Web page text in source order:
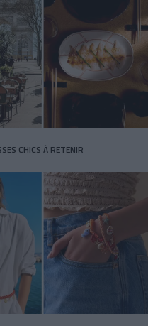
CHICS À RETENIR